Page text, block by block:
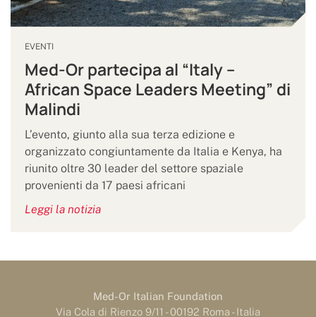
EVENTI
Med-Or partecipa al “Italy –
African Space Leaders Meeting” di
Malindi
L’evento, giunto alla sua terza edizione e
organizzato congiuntamente da Italia e Kenya, ha
riunito oltre 30 leader del settore spaziale
provenienti da 17 paesi africani
Leggi la notizia
Med-Or Italian Foundation
Via Cola di Rienzo 9/11 - 00192 Roma - Italia